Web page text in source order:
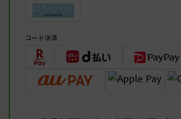
コード決済